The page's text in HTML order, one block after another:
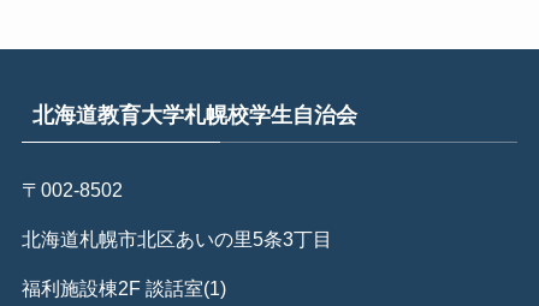
北海道教育大学札幌校学生自治会
〒002-8502
北海道札幌市北区あいの里5条3丁目
福利施設棟2F 談話室(1)